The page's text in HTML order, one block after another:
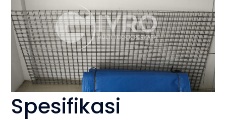
Spesifikasi